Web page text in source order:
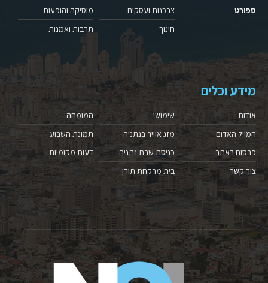
ספורט
צרכנות ועסקים
חינוך
מוסיקה והופעות
תרבות ואמנות
מידע וכלים
אודות
המייל האדום
פרסום באתר
צור קשר
שימושי
מזג אוויר בנתניה
כניסת שבת נתניה
בית מרקחת תורן
המומחה
תמונת השבוע
דעות מקומיות